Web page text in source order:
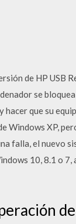
de HP USB
se
que su
Windows XP,
falla, el nuevo
10, 8.1 o 7,
de